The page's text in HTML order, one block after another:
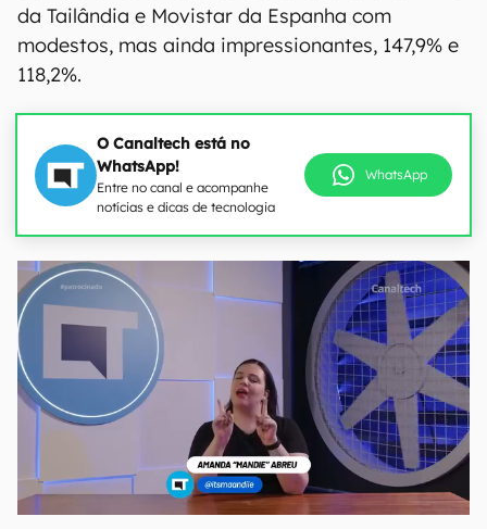
da Tailândia e Movistar da Espanha com
modestos, mas ainda impressionantes, 147,9% e
118,2%.
O Canaltech está no
WhatsApp!
Entre no canal e acompanhe
notícias e dicas de tecnologia
WhatsApp